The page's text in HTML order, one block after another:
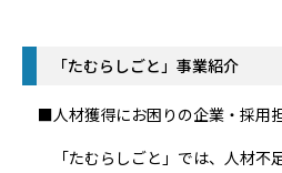
「たむらしごと」事業紹介
■人材獲得にお困りの企業・採用
「たむらしごと」では、人材不